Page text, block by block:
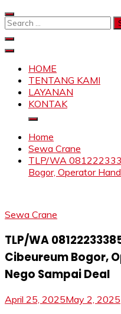
Skip
to
Search
SKYLIFTHOME
TENTANG KAMI
LAYANAN
KONTAK
Home
Sewa Crane
TLP/WA
Bogor, Operator
Sewa Crane
TLP/WA
Cibeureum Bogor,
Nego Sampai Deal
April 25, 2025May 2, 2025